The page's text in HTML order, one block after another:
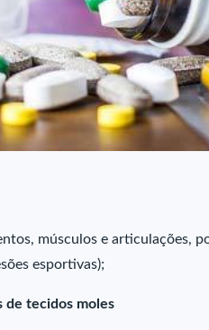
músculos e articulações,
esportivas);
de tecidos moles